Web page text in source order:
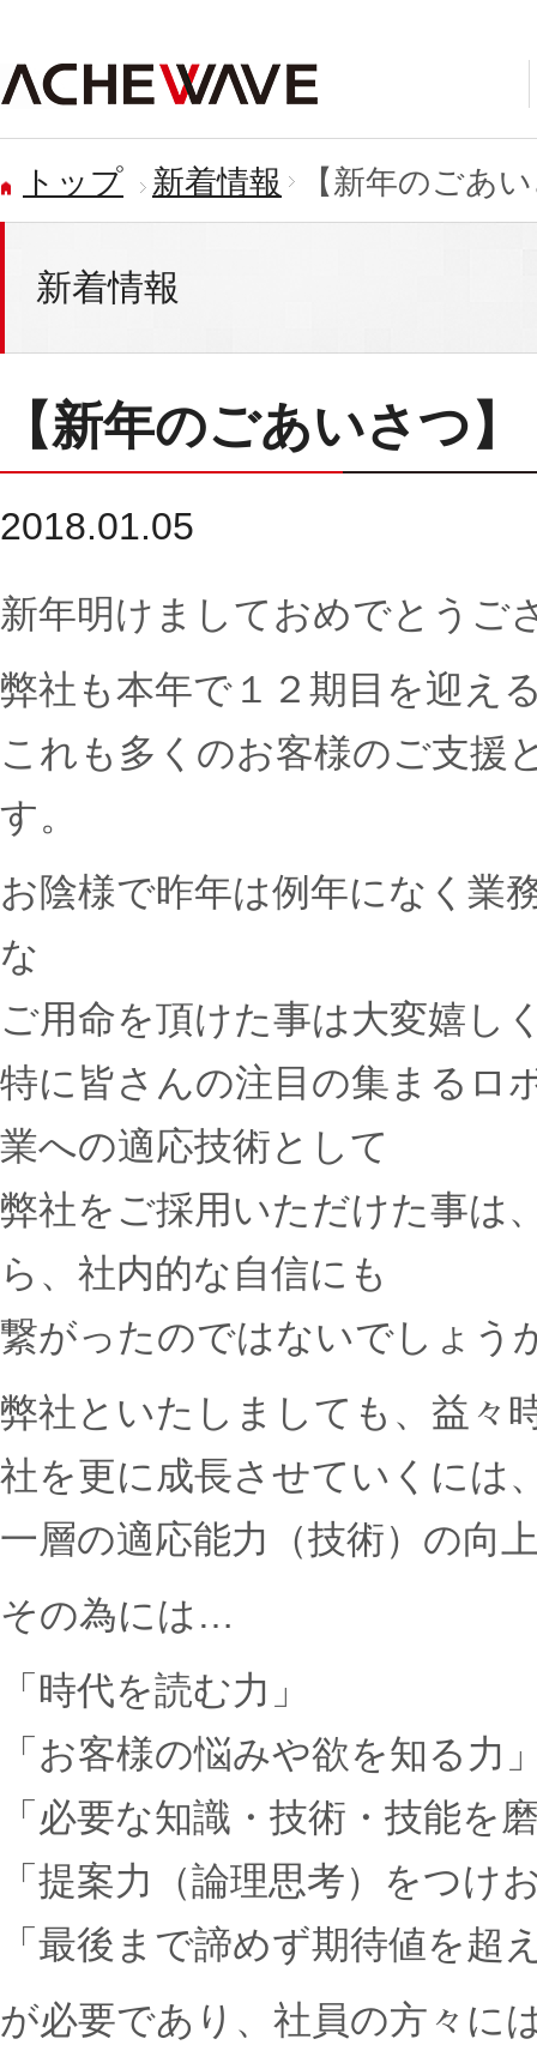
トップ 新着情報 【新年のごあ
新着情報
【新年のごあいさつ】
2018.01.05
新年明けましておめでとうご
弊社も本年で１２期目を迎え
これも多くのお客様のご支援
す。
お陰様で昨年は例年になく業
な
ご用命を頂けた事は大変嬉し
特に皆さんの注目の集まるロ
業への適応技術として
弊社をご採用いただけた事は
ら、社内的な自信にも
繋がったのではないでしょう
弊社といたしましても、益々
社を更に成長させていくには
一層の適応能力（技術）の向
その為には…
「時代を読む力」
「お客様の悩みや欲を知る力
「必要な知識・技術・技能を
「提案力（論理思考）をつけ
「最後まで諦めず期待値を超
が必要であり、社員の方々に